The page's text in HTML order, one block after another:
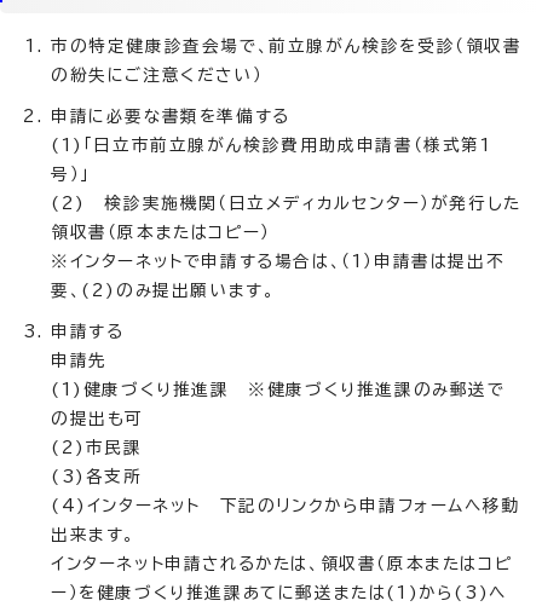
市の特定健康診査会場で、前立腺がん検診を受診（領収書
の紛失にご注意ください）
申請に必要な書類を準備する
(1)「日立市前立腺がん検診費用助成申請書（様式第1
号）」
(2) 検診実施機関（日立メディカルセンター）が発行した
領収書（原本またはコピー）
※インターネットで申請する場合は、（1）申請書は提出不
要、(2)のみ提出願います。
申請する
申請先
(1)健康づくり推進課 ※健康づくり推進課のみ郵送で
の提出も可
(2)市民課
(3)各支所
(4)インターネット 下記のリンクから申請フォームへ移動
出来ます。
インターネット申請されるかたは、領収書（原本またはコピ
ー）を健康づくり推進課あてに郵送または(1)から(3)へ